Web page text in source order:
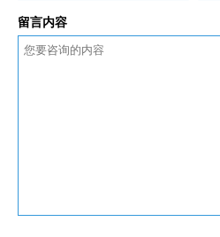
留言内容